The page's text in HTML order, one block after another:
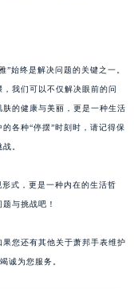
”始终是解决问题的关键之一。
我们可以不仅解决眼前的问
的健康与美丽，更是一种生活
各种“停摆”时刻时，请记得保
。
式，更是一种内在的生活哲
与挑战吧！
您还有其他关于萧邦手表维护
诚为您服务。